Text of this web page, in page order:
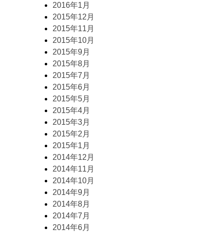
2016年1月
2015年12月
2015年11月
2015年10月
2015年9月
2015年8月
2015年7月
2015年6月
2015年5月
2015年4月
2015年3月
2015年2月
2015年1月
2014年12月
2014年11月
2014年10月
2014年9月
2014年8月
2014年7月
2014年6月